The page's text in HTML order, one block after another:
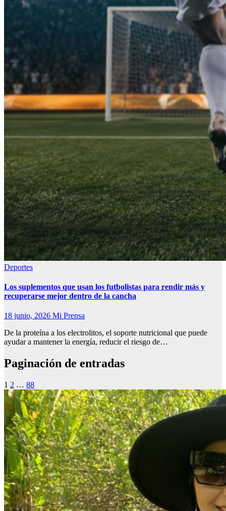
Deportes
Los suplementos que usan los futbolistas para rendir más y
recuperarse mejor dentro de la cancha
18 junio, 2026 Mi Prensa
De la proteína a los electrolitos, el soporte nutricional que puede
ayudar a mantener la energía, reducir el riesgo de…
Paginación de entradas
1 2 … 88